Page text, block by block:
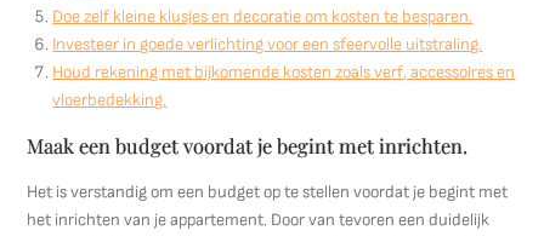
Doe zelf kleine klusjes en decoratie om kosten te besparen.
Investeer in goede verlichting voor een sfeervolle uitstraling.
Houd rekening met bijkomende kosten zoals verf, accessoires en
vloerbedekking.
Maak een budget voordat je begint met inrichten.
Het is verstandig om een budget op te stellen voordat je begint met
het inrichten van je appartement. Door van tevoren een duidelijk